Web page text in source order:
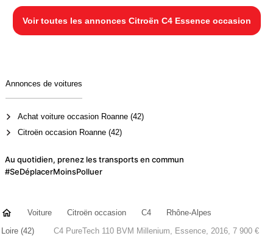
Voir toutes les annonces Citroën C4 Essence occasion
Annonces de voitures
Achat voiture occasion Roanne (42)
Citroën occasion Roanne (42)
Au quotidien, prenez les transports en commun
#SeDéplacerMoinsPolluer
Voiture Citroën occasion C4
Rhône-Alpes
Loire (42)
C4 PureTech 110 BVM Millenium, Essence, 2016, 7 900 €